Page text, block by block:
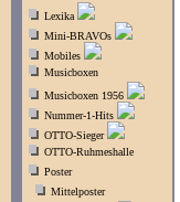
Lexika
Mini-BRAVOs
Mobiles
Musicboxen
Musicboxen 1956
Nummer-1-Hits
OTTO-Sieger
OTTO-Ruhmeshalle
Poster
Mittelposter